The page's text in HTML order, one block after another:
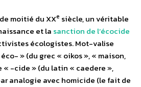
moitié du XXe siècle, un véritable
et la sanction de l’écocide
écologistes. Mot-valise
» (du grec « oikos », « maison,
« -cide » (du latin « caedere »,
analogie avec homicide (le fait de